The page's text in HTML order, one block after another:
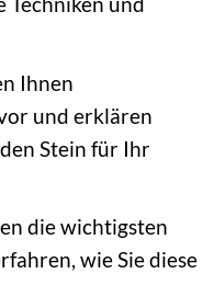
Ihnen
und erklären
Stein für Ihr
die wichtigsten
wie Sie diese